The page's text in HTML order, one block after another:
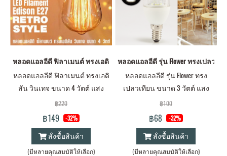
หลอดแอลอีดี ฟิลาเมนต์ ทรงเอดิสัน วินเทจ ขนาด 4 วัตต์ แสงวอร์มไวท์ E27
หลอดแอลอีดี ฟิลาเมนต์ ทรงเอดิ
สัน วินเทจ ขนาด 4 วัตต์ แสง
วอร์มไวท์ E27
฿220
฿149 -32%
สั่งซื้อสินค้า
(มีหลายคุณสมบัติให้เลือก)
หลอดแอลอีดี รุ่น Flower ทรงเปลวเที
หลอดแอลอีดี รุ่น Flower ทรง
เปลวเทียน ขนาด 3 วัตต์ แสง
ขาวเดย์ไลท์ และแสงเหลือง
วอร์มไวท์ ขั้ว E14
฿100
฿68 -32%
สั่งซื้อสินค้า
(มีหลายคุณสมบัติให้เลือก)